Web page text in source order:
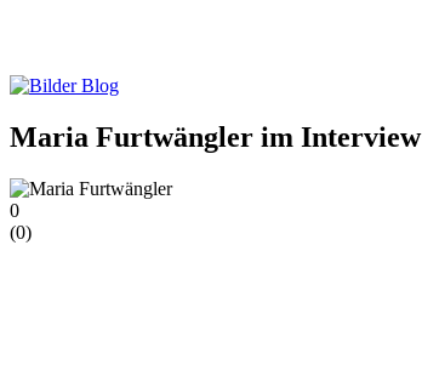
Maria Furtwängler im Interview
0
(0)